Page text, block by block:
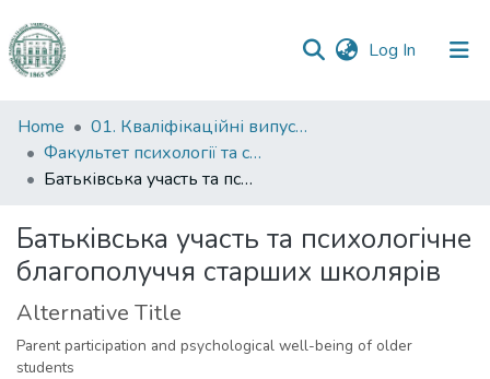
Log In (current)
Communities
&
Collections
Statistics
Home
01. Кваліфікаційні випускні роботи здобувачів вищої освіти
Факультет психології та соціальної роботи
Батьківська участь та психологічне благополуччя старших школярів
Батьківська участь та психологічне
благополуччя старших школярів
Alternative Title
Parent participation and psychological well-being of older
students